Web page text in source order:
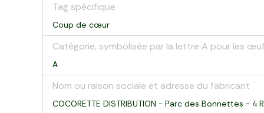
Tag spécifique
Coup de cœur
Catégorie, symbolisée par la lettre A pour les
A
Nom ou raison sociale et adresse du fabricant
COCORETTE DISTRIBUTION - Parc des Bonnettes -